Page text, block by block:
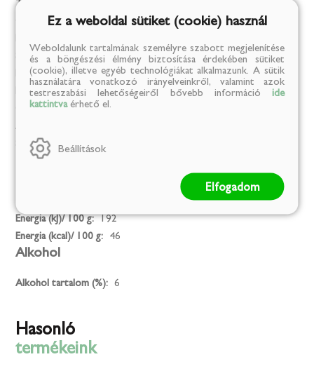
Tárolási információk:
Gyártó neve: Lixid Project Srl
Származási ország: Románia
Kiszerelési egység: l
Kiszerelés: 0.5
Összetevők: víz, komló, árpamaláta
Allergének amiket tartalmazhat:
Származási hely:
Románia
Energia (kJ)/ 100 g: 192
Energia (kcal)/ 100 g:
46
Alkohol
Alkohol tartalom (%): 6
Hasonló
termékeink
Ez a weboldal sütiket (cookie) használ
Weboldalunk tartalmának személyre szabott megjelenítése
és a böngészési élmény biztosítása érdekében sütiket
(cookie), illetve egyéb technológiákat alkalmazunk. A sütik
használatára vonatkozó irányelveinkről, valamint azok
testreszabási lehetőségeiről bővebb információ ide
kattintvaérhető el.
Beállítások
Elfogadom